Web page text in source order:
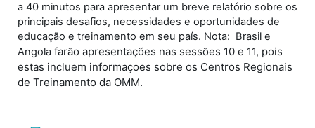
a 40 minutos para apresentar um breve relatório sobre os
principais desafios, necessidades e oportunidades de
educação e treinamento em seu país. Nota: Brasil e
Angola farão apresentações nas sessões 10 e 11, pois
estas incluem informaçoes sobre os Centros Regionais
de Treinamento da OMM.